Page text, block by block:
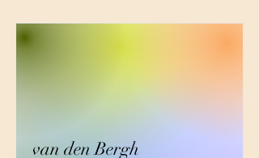
van den Bergh